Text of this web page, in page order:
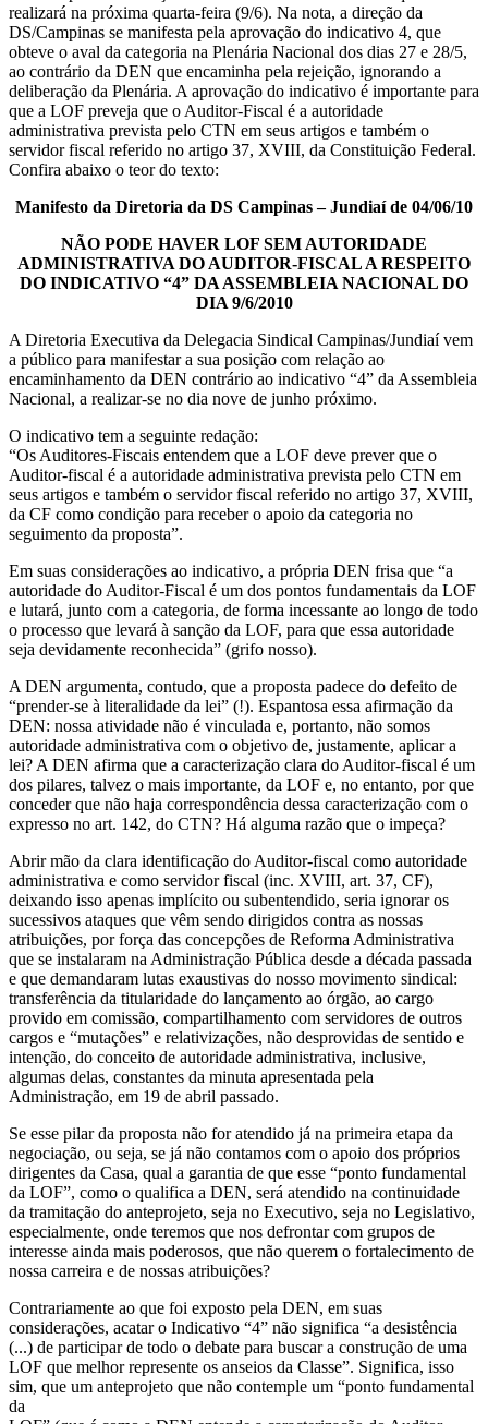
realizará na próxima quarta-feira (9/6). Na nota, a direção da
DS/Campinas se manifesta pela aprovação do indicativo 4, que
obteve o aval da categoria na Plenária Nacional dos dias 27 e 28/5,
ao contrário da DEN que encaminha pela rejeição, ignorando a
deliberação da Plenária. A aprovação do indicativo é importante para
que a LOF preveja que o Auditor-Fiscal é a autoridade
administrativa prevista pelo CTN em seus artigos e também o
servidor fiscal referido no artigo 37, XVIII, da Constituição Federal.
Confira abaixo o teor do texto:
Manifesto da Diretoria da DS Campinas – Jundiaí de 04/06/10
NÃO PODE HAVER LOF SEM AUTORIDADE
ADMINISTRATIVA DO AUDITOR-FISCAL A RESPEITO
DO INDICATIVO “4” DA ASSEMBLEIA NACIONAL DO
DIA 9/6/2010
A Diretoria Executiva da Delegacia Sindical Campinas/Jundiaí vem
a público para manifestar a sua posição com relação ao
encaminhamento da DEN contrário ao indicativo “4” da Assembleia
Nacional, a realizar-se no dia nove de junho próximo.
O indicativo tem a seguinte redação:
“Os Auditores-Fiscais entendem que a LOF deve prever que o
Auditor-fiscal é a autoridade administrativa prevista pelo CTN em
seus artigos e também o servidor fiscal referido no artigo 37, XVIII,
da CF como condição para receber o apoio da categoria no
seguimento da proposta”.
Em suas considerações ao indicativo, a própria DEN frisa que “a
autoridade do Auditor-Fiscal é um dos pontos fundamentais da LOF
e lutará, junto com a categoria, de forma incessante ao longo de todo
o processo que levará à sanção da LOF, para que essa autoridade
seja devidamente reconhecida” (grifo nosso).
A DEN argumenta, contudo, que a proposta padece do defeito de
“prender-se à literalidade da lei” (!). Espantosa essa afirmação da
DEN: nossa atividade não é vinculada e, portanto, não somos
autoridade administrativa com o objetivo de, justamente, aplicar a
lei? A DEN afirma que a caracterização clara do Auditor-fiscal é um
dos pilares, talvez o mais importante, da LOF e, no entanto, por que
conceder que não haja correspondência dessa caracterização com o
expresso no art. 142, do CTN? Há alguma razão que o impeça?
Abrir mão da clara identificação do Auditor-fiscal como autoridade
administrativa e como servidor fiscal (inc. XVIII, art. 37, CF),
deixando isso apenas implícito ou subentendido, seria ignorar os
sucessivos ataques que vêm sendo dirigidos contra as nossas
atribuições, por força das concepções de Reforma Administrativa
que se instalaram na Administração Pública desde a década passada
e que demandaram lutas exaustivas do nosso movimento sindical:
transferência da titularidade do lançamento ao órgão, ao cargo
provido em comissão, compartilhamento com servidores de outros
cargos e “mutações” e relativizações, não desprovidas de sentido e
intenção, do conceito de autoridade administrativa, inclusive,
algumas delas, constantes da minuta apresentada pela
Administração, em 19 de abril passado.
Se esse pilar da proposta não for atendido já na primeira etapa da
negociação, ou seja, se já não contamos com o apoio dos próprios
dirigentes da Casa, qual a garantia de que esse “ponto fundamental
da LOF”, como o qualifica a DEN, será atendido na continuidade
da tramitação do anteprojeto, seja no Executivo, seja no Legislativo,
especialmente, onde teremos que nos defrontar com grupos de
interesse ainda mais poderosos, que não querem o fortalecimento de
nossa carreira e de nossas atribuições?
Contrariamente ao que foi exposto pela DEN, em suas
considerações, acatar o Indicativo “4” não significa “a desistência
(...) de participar de todo o debate para buscar a construção de uma
LOF que melhor represente os anseios da Classe”. Significa, isso
sim, que um anteprojeto que não contemple um “ponto fundamental
da